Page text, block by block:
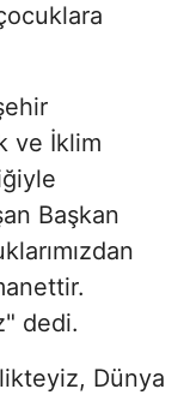
ve İklim
Başkan
dedi.
Dünya